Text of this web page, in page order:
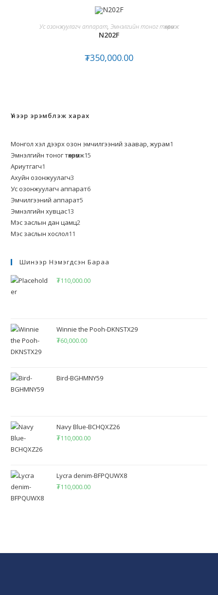
ADD TO CART
Ус озонжуулагч аппарат, Эмнэлгийн тоног төхөөрөмж
N202F
₮350,000.00
Үнээр эрэмблэж харах
Монгол хэл дээрх озон эмчилгээний заавар, журам1
Эмнэлгийн тоног төхөөрөмж15
Ариутгагч1
Ахуйн озонжуулагч3
Ус озонжуулагч аппарат6
Эмчилгээний аппарат5
Эмнэлгийн хувцас13
Мэс заслын дан цамц2
Мэс заслын хослол11
Шинээр Нэмэгдсэн Бараа
₮110,000.00
Winnie the Pooh-DKNSTX29
₮60,000.00
Bird-BGHMNY59
Navy Blue-BCHQXZ26
₮110,000.00
Lycra denim-BFPQUWX8
₮110,000.00